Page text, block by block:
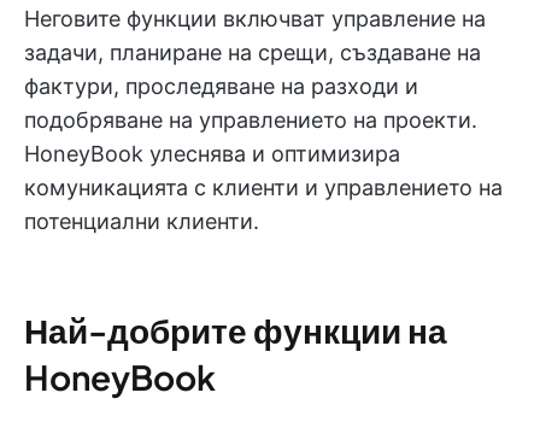
Неговите функции включват управление на
задачи, планиране на срещи, създаване на
фактури, проследяване на разходи и
подобряване на управлението на проекти.
HoneyBook улеснява и оптимизира
комуникацията с клиенти и управлението на
потенциални клиенти.
Най-добрите функции на
HoneyBook